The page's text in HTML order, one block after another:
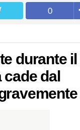
0
durante il
dal